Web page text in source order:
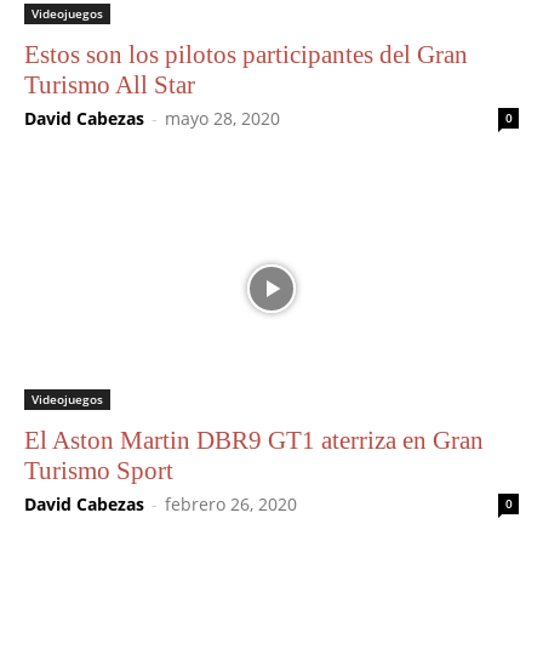
Videojuegos
Estos son los pilotos participantes del Gran
Turismo All Star
David Cabezas - mayo 28, 2020 0
Videojuegos
El Aston Martin DBR9 GT1 aterriza en Gran
Turismo Sport
David Cabezas - febrero 26, 2020 0